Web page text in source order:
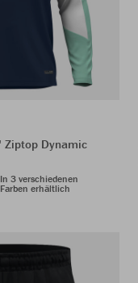
Ziptop Dynamic
In 3 verschiedenen
Farben erhältlich